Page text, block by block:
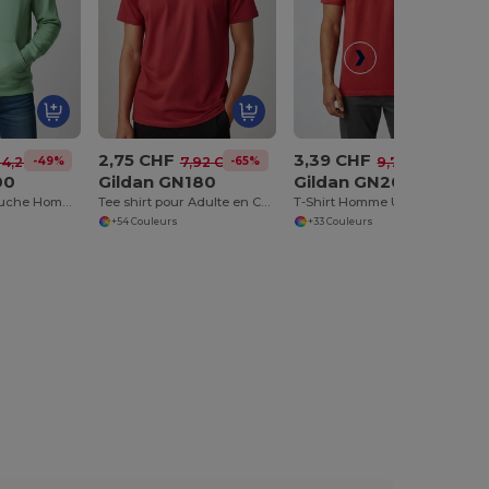
CHF
-49%
SweatShirt Capuche Homme Heavy Blend
2,75 CHF 7,92 CHF-65%
Gildan GN180
Tee shirt pour Adulte en Coton Lourd
+54 Couleurs
3,39 CHF 9,79 CHF
Gildan GN200
T-Shirt Homme Ultra-T
+33 Couleurs